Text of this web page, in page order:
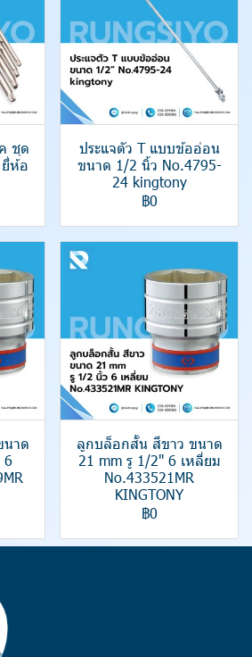
ชุด
ยี่ห้อ
ประแจตัว T แบบข้ออ่อน
ขนาด 1/2 นิ้ว No.4795-
24 kingtony
฿0
าด
6
ลูกบล็อกสั้น สีขาว ขนาด
21 mm รู 1/2" 6 เหลี่ยม
No.433521MR
KINGTONY
฿0